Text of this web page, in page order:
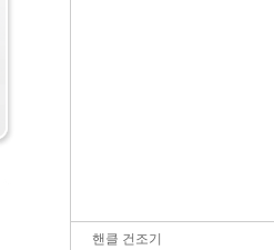
핸클 건조기